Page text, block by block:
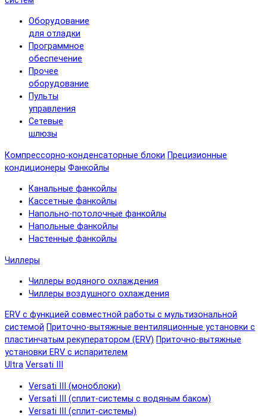
Оборудование
для отладки
Программное
обеспечение
Прочее
оборудование
Пульты
управления
Сетевые
шлюзы
Компрессорно-конденсаторные блоки Прецизионные
кондиционеры Фанкойлы
Канальные фанкойлы
Кассетные фанкойлы
Напольно-потолочные фанкойлы
Напольные фанкойлы
Настенные фанкойлы
Чиллеры
Чиллеры водяного охлаждения
Чиллеры воздушного охлаждения
ERV с функцией совместной работы с мультизональной
системой Приточно-вытяжные вентиляционные установки с
пластинчатым рекуператором (ERV) Приточно-вытяжные
установки ERV с испарителем
Ultra Versati III
Versati III (моноблоки)
Versati III (сплит-системы с водяным баком)
Versati III (сплит-системы)